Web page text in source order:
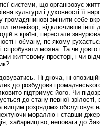
системи, що організовує
культури і духовності її
громадянинові змінити себе
телевізор, відключивши інші
в країні, перестати
і обману, по якому
спробувати можна. Та чи
життєвому просторі, і чи
Ні діюча, ні
до розбудови
підтримує його. Чи
до стану певної зрілості,
вищим розрядом» обслуговує
мораллю і ставши
хабарництво, неповага